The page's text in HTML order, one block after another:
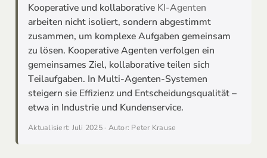
Kooperative und kollaborative KI-Agenten
arbeiten nicht isoliert, sondern abgestimmt
zusammen, um komplexe Aufgaben gemeinsam
zu lösen. Kooperative Agenten verfolgen ein
gemeinsames Ziel, kollaborative teilen sich
Teilaufgaben. In Multi-Agenten-Systemen
steigern sie Effizienz und Entscheidungsqualität –
etwa in Industrie und Kundenservice.
Aktualisiert: Juli 2025 · Autor: Peter Krause